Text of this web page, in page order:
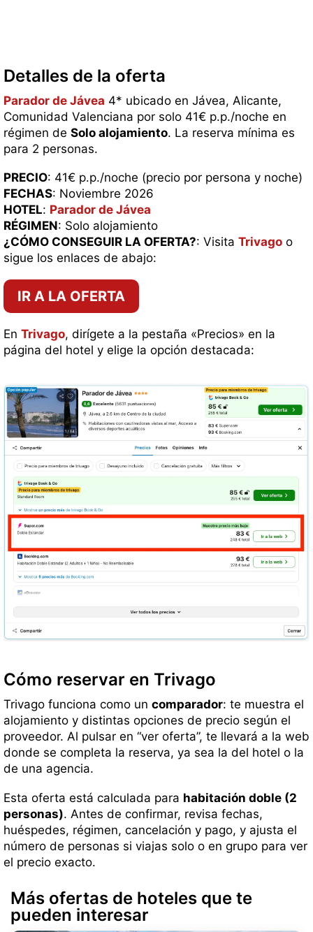
Detalles de la oferta
Parador de Jávea 4* ubicado en Jávea, Alicante,
Comunidad Valenciana por solo 41€ p.p./noche en
régimen de Solo alojamiento. La reserva mínima es
para 2 personas.
PRECIO: 41€ p.p./noche (precio por persona y noche)
FECHAS: Noviembre 2026
HOTEL: Parador de Jávea
RÉGIMEN: Solo alojamiento
¿CÓMO CONSEGUIR LA OFERTA?: Visita Trivago o
sigue los enlaces de abajo:
IR A LA OFERTA
En Trivago, dirígete a la pestaña «Precios» en la
página del hotel y elige la opción destacada:
Cómo reservar en Trivago
Trivago funciona como un comparador: te muestra el
alojamiento y distintas opciones de precio según el
proveedor. Al pulsar en “ver oferta”, te llevará a la web
donde se completa la reserva, ya sea la del hotel o la
de una agencia.
Esta oferta está calculada para habitación doble (2
personas). Antes de confirmar, revisa fechas,
huéspedes, régimen, cancelación y pago, y ajusta el
número de personas si viajas solo o en grupo para ver
el precio exacto.
Más ofertas de hoteles que te
pueden interesar